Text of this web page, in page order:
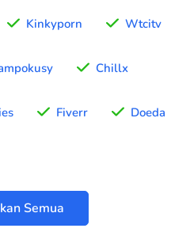
Kinkyporn Wtcitv
Chillx
Fiverr Doeda
Semua